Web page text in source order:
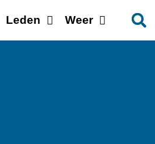
Leden Weer